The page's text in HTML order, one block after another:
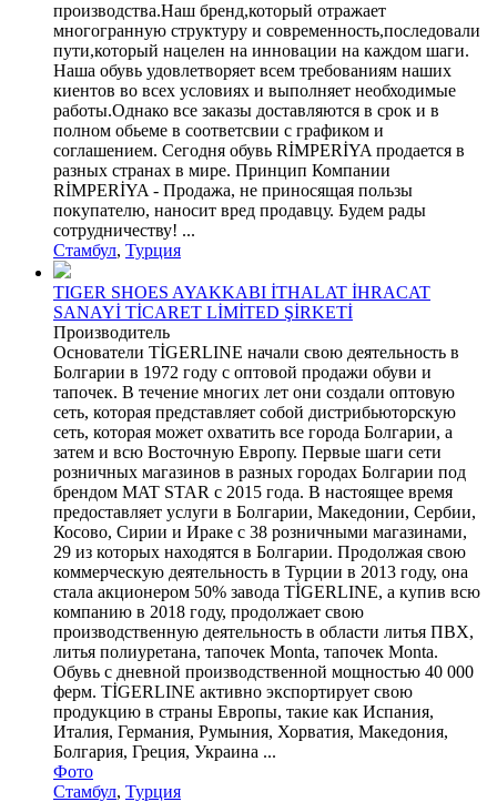
производства.Наш бренд,который отражает
многогранную структуру и современность,последовали
пути,который нацелен на инновации на каждом шаги.
Наша обувь удовлетворяет всем требованиям наших
киентов во всех условиях и выполняет необходимые
работы.Однако все заказы доставляются в срок и в
полном обьеме в соответсвии с графиком и
соглашением. Сегодня обувь RİMPERİYA продается в
разных странах в мире. Принцип Компании
RİMPERİYA - Продажа, не приносящая пользы
покупателю, наносит вред продавцу. Будем рады
сотрудничеству! ...
Стамбул, Турция
TIGER SHOES AYAKKABI İTHALAT İHRACAT
SANAYİ TİCARET LİMİTED ŞİRKETİ
Производитель
Основатели TİGERLINE начали свою деятельность в
Болгарии в 1972 году с оптовой продажи обуви и
тапочек. В течение многих лет они создали оптовую
сеть, которая представляет собой дистрибьюторскую
сеть, которая может охватить все города Болгарии, а
затем и всю Восточную Европу. Первые шаги сети
розничных магазинов в разных городах Болгарии под
брендом MAT STAR с 2015 года. В настоящее время
предоставляет услуги в Болгарии, Македонии, Сербии,
Косово, Сирии и Ираке с 38 розничными магазинами,
29 из которых находятся в Болгарии. Продолжая свою
коммерческую деятельность в Турции в 2013 году, она
стала акционером 50% завода TİGERLINE, а купив всю
компанию в 2018 году, продолжает свою
производственную деятельность в области литья ПВХ,
литья полиуретана, тапочек Monta, тапочек Monta.
Обувь с дневной производственной мощностью 40 000
ферм. TİGERLINE активно экспортирует свою
продукцию в страны Европы, такие как Испания,
Италия, Германия, Румыния, Хорватия, Македония,
Болгария, Греция, Украина ...
Фото
Стамбул, Турция